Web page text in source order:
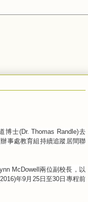
博士(Dr. Thomas Randle)去
事處教育組持續追蹤居間聯
McDowell兩位副校長，以
年9月 25日至30日專程前